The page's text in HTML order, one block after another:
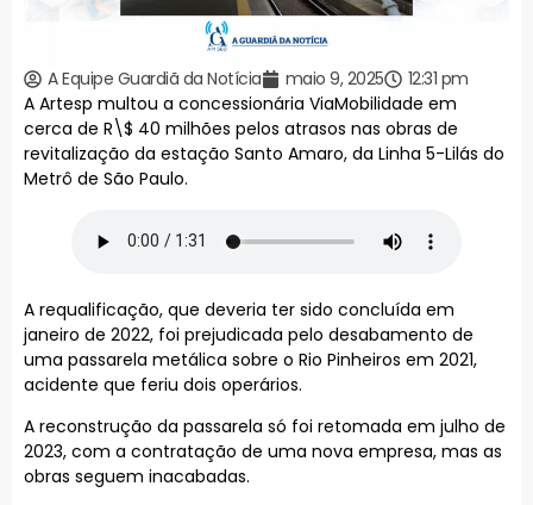
A Equipe Guardiã da Notícia maio 9, 2025
12:31 pm
A Artesp multou a concessionária ViaMobilidade em
cerca de R\$ 40 milhões pelos atrasos nas obras de
revitalização da estação Santo Amaro, da Linha 5-Lilás do
Metrô de São Paulo.
A requalificação, que deveria ter sido concluída em
janeiro de 2022, foi prejudicada pelo desabamento de
uma passarela metálica sobre o Rio Pinheiros em 2021,
acidente que feriu dois operários.
A reconstrução da passarela só foi retomada em julho de
2023, com a contratação de uma nova empresa, mas as
obras seguem inacabadas.